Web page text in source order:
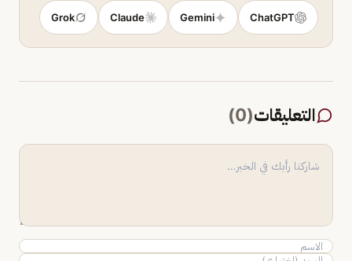
ChatGPT
Gemini
Claude
Grok
التعليقات(
0
)